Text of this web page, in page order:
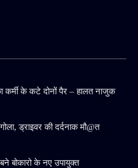
कर्मी के कटे दोनों पैर – हालत नाजुक
ड्राइवर की दर्दनाक मौ@त
बोकारो के नए उपायुक्त